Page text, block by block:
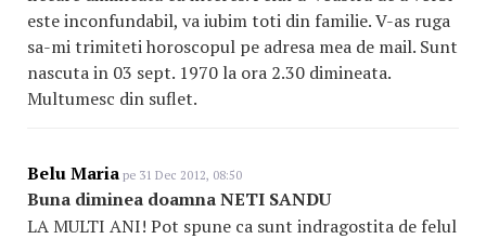
este inconfundabil, va iubim toti din familie. V-as ruga
sa-mi trimiteti horoscopul pe adresa mea de mail. Sunt
nascuta in 03 sept. 1970 la ora 2.30 dimineata.
Multumesc din suflet.
Belu Maria pe 31 Dec 2012, 08:50
Buna diminea doamna NETI SANDU
LA MULTI ANI! Pot spune ca sunt indragostita de felul